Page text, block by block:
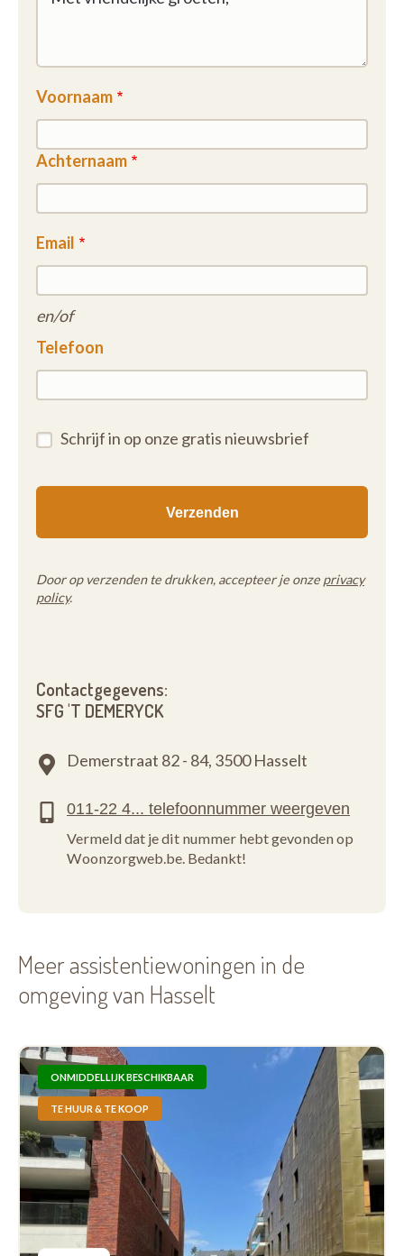
Voornaam
Achternaam
Email
en/of
Telefoon
Schrijf in op onze gratis nieuwsbrief
Door op verzenden te drukken, accepteer je onze privacy
policy.
Contactgegevens:
SFG 'T DEMERYCK
Demerstraat 82 - 84, 3500 Hasselt
Vermeld dat je dit nummer hebt gevonden op
Woonzorgweb.be. Bedankt!
Meer assistentiewoningen in de
omgeving van Hasselt
ONMIDDELLIJK BESCHIKBAAR
TE HUUR & TE KOOP